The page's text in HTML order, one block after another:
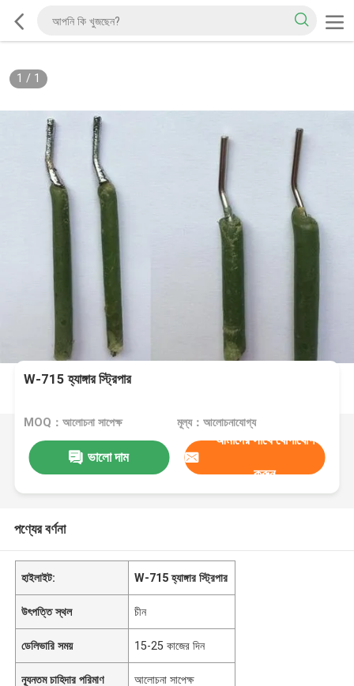
1 / 1
W-715 হ্যাঙ্গার স্ট্রিপার
MOQ：আলোচনা সাপেক্ষ মূল্য：আলোচনাযোগ্য
ভালো দাম
আমাদের সাথে যোগাযোগ
করুন
পণ্যের বর্ণনা
হাইলাইট: W-715 হ্যাঙ্গার স্ট্রিপার
উৎপত্তি স্থল চীন
ডেলিভারি সময় 15-25 কাজের দিন
ন্যূনতম চাহিদার পরিমাণ আলোচনা সাপেক্ষ